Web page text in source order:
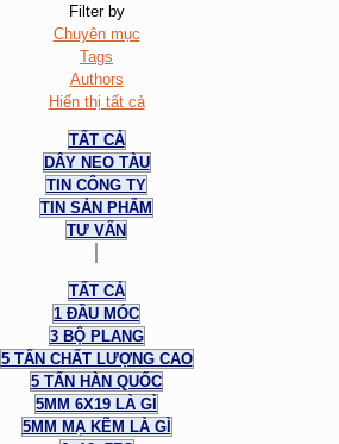
Filter by
Chuyên mục
Tags
Authors
Hiển thị tất cả
TẤT CẢ
DÂY NEO TÀU
TIN CÔNG TY
TIN SẢN PHẨM
TƯ VẤN
TẤT CẢ
1 ĐẦU MÓC
3 BỘ PLANG
5 TẤN CHẤT LƯỢNG CAO
5 TẤN HÀN QUỐC
5MM 6X19 LÀ GÌ
5MM MẠ KẼM LÀ GÌ